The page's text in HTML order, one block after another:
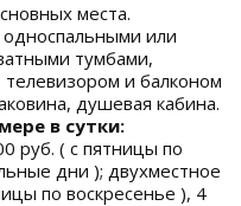
места.
или
тумбами,
и балконом
душевая кабина.
в сутки:
руб. ( с пятницы по
дни ); двухместное
по воскресенье ), 4